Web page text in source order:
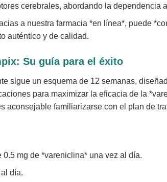
cerebrales, abordando la dependencia
a nuestra farmacia *en línea*, puede
auténtico y de calidad.
Su guía para el éxito
sigue un esquema de 12 semanas,
para maximizar la eficacia de la
aconsejable familiarizarse con el plan de
0.5 mg de *vareniclina* una vez al día.
día.